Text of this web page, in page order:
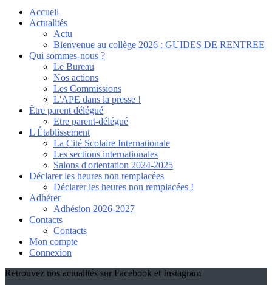
Accueil
Actualités
Actu
Bienvenue au collège 2026 : GUIDES DE RENTREE
Qui sommes-nous ?
Le Bureau
Nos actions
Les Commissions
L'APE dans la presse !
Être parent délégué
Etre parent-délégué
L'Établissement
La Cité Scolaire Internationale
Les sections internationales
Salons d'orientation 2024-2025
Déclarer les heures non remplacées
Déclarer les heures non remplacées !
Adhérer
Adhésion 2026-2027
Contacts
Contacts
Mon compte
Connexion
Retrouvez nos actualités sur Facebook et Instagram